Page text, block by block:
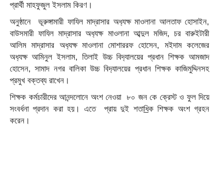
প্রার্থী মাহফুজুল ইসলাম কিরণ।
অনুষ্ঠানে ভূরুঙ্গামারী ফাযিল মাদ্রাসার অধ‍্যক্ষ মাওলানা আলতাফ হোসাইন,
বাউসমারী ফাযিল মাদ্রাসার অধ‍্যক্ষ মাওলানা আব্দুল মজিদ, চর বারুইটারী
আলিম মাদ্রাসার অধ‍্যক্ষ মাওলানা মোশাররফ হোসেন, মইদাম কলেজের
অধ‍্যক্ষ আমিনুল ইসলাম, তিলাই উচ্চ বিদ‍্যালয়ের প্রধান শিক্ষক আমজাদ
হোসেন, সামাদ নগর বালিকা উচ্চ বিদ‍্যালয়ের প্রধান শিক্ষক কাজিমুদ্দিনসহ
প্রমুখ বক্তব্য রাখেন।
শিক্ষক কর্মচারীদের আনন্দলোনে অংশ নেওয়া ৮০ জন কে ক্রেস্ট ও ফুল দিয়ে
সংবর্ধনা প্রদান করা হয়। এতে প্রায় দুই শতাধিক শিক্ষক অংশ গ্রহন
করেন।